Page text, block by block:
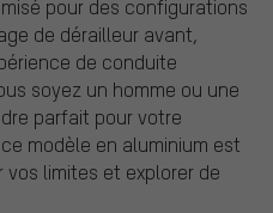
pour des configurations
de dérailleur avant,
de conduite
soyez un homme ou une
parfait pour votre
modèle en aluminium est
vos limites et explorer de